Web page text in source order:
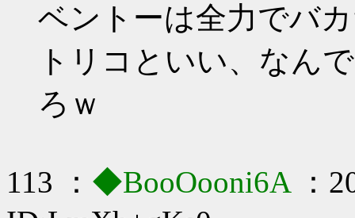
ベントーは全力でバ
トリコといい、なん
ろｗ
113 ： ◆BooOooni6A
：